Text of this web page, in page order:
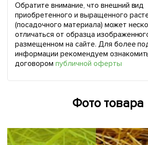
Обратите внимание, что внешний вид
приобретенного и выращенного
(посадочного материала) может
отличаться от образца
размещенном на сайте. Для более
информации рекомендуем
договором публичной оферты
Фото товара